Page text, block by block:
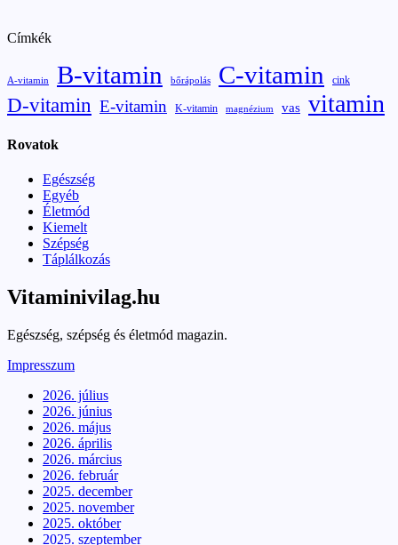
Címkék
A-vitamin B-vitamin bőrápolás C-vitamin cink
D-vitamin E-vitamin K-vitamin magnézium vas vitamin
Rovatok
Egészség
Egyéb
Életmód
Kiemelt
Szépség
Táplálkozás
Vitaminivilag.hu
Egészség, szépség és életmód magazin.
Impresszum
2026. július
2026. június
2026. május
2026. április
2026. március
2026. február
2025. december
2025. november
2025. október
2025. szeptember